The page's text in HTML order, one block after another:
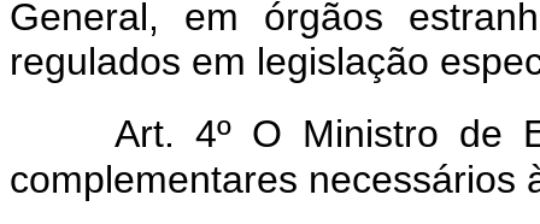
General, em órgãos
regulados em legislação
Art. 4º O Ministro de
complementares necessários